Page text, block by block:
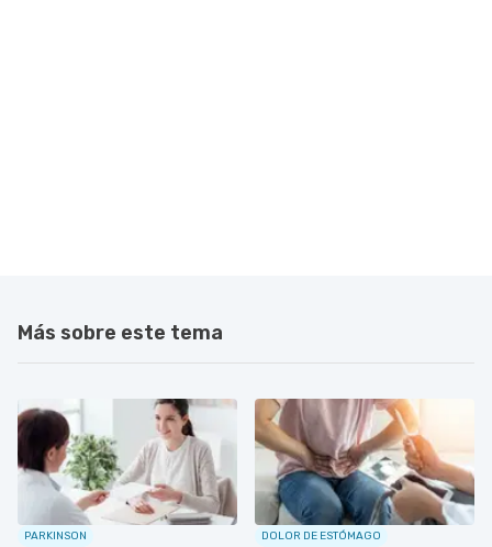
Más sobre este tema
PARKINSON DOLOR DE ESTÓMAGO